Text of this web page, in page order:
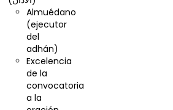
Almuédano
(ejecutor
del
adhán)
Excelencia
de la
convocatoria
a la